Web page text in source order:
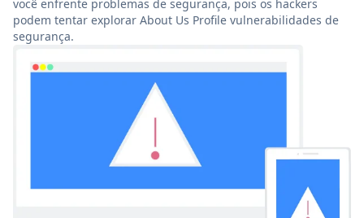
você enfrente problemas de segurança, pois os hackers
podem tentar explorar About Us Profile vulnerabilidades de
segurança.